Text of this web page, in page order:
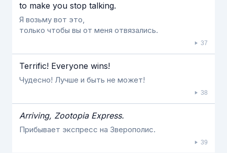
to make you stop talking.
Я возьму вот это,
только чтобы вы от меня отвязались.
37
Terrific! Everyone wins!
Чудесно! Лучше и быть не может!
38
Arriving, Zootopia Express.
Прибывает экспресс на Зверополис.
39